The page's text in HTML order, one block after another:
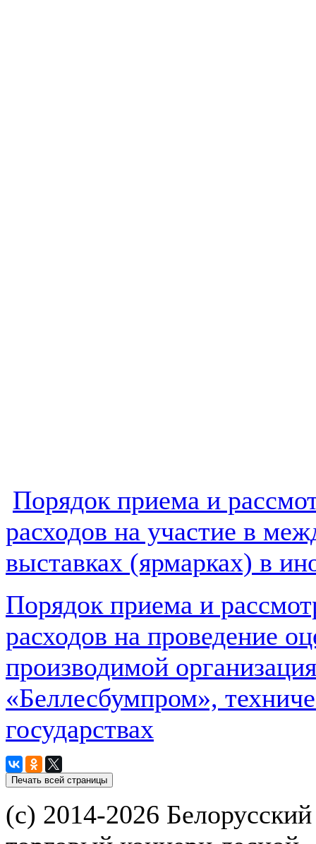
Порядок приема и
расходов на участие в
выставках (ярмарках) в
Порядок приема и
расходов на проведение
производимой
«Беллесбумпром»,
государствах
(с) 2014-2026